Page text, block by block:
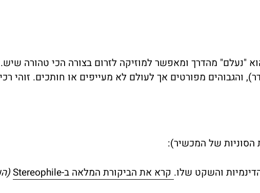
"נעלם" מהדרך ומאפשר למוזיקה לזרום בצורה הכי טהורה
והגבוהים מפורטים אך לעולם לא מעייפים או חותכים. זוהי
הסוניות של המכשיר):
קרא את הביקורת המלאה ב-Stereophile